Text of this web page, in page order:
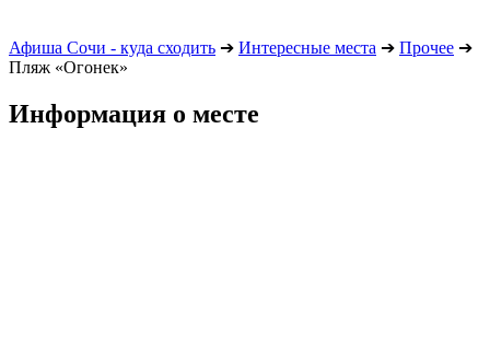
Афиша Сочи - куда сходить ➔ Интересные места ➔ Прочее ➔
Пляж «Огонек»
Информация о месте